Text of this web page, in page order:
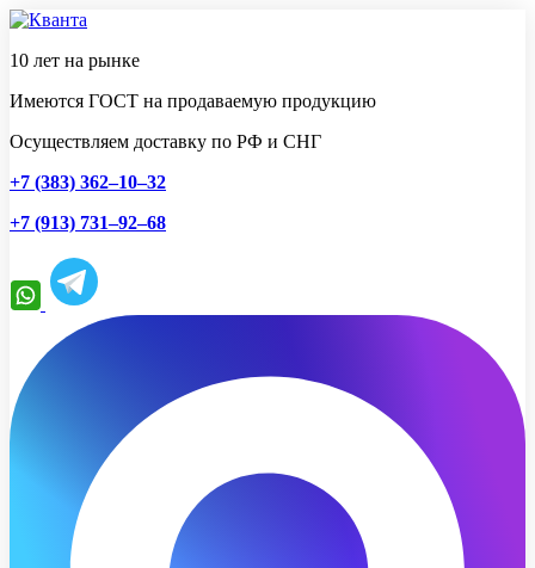
10 лет на рынке
Имеются ГОСТ на продаваемую продукцию
Осуществляем доставку по РФ и СНГ
+7 (383) 362–10–32
+7 (913) 731–92–68